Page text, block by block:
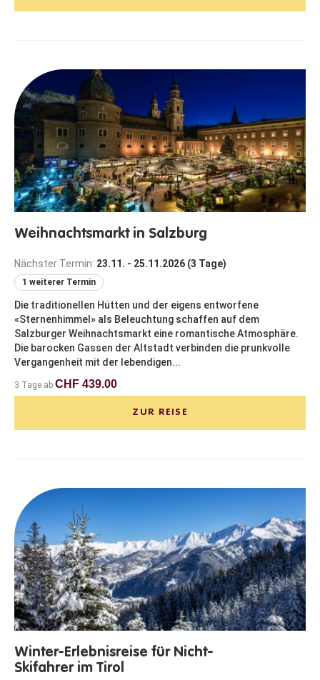
Weihnachtsmarkt in Salzburg
Nächster Termin: 23.11. - 25.11.2026 (3 Tage)
1 weiterer Termin
Die traditionellen Hütten und der eigens entworfene
«Sternenhimmel» als Beleuchtung schaffen auf dem
Salzburger Weihnachtsmarkt eine romantische Atmosphäre.
Die barocken Gassen der Altstadt verbinden die prunkvolle
Vergangenheit mit der lebendigen...
3 Tage ab CHF 439.00
ZUR REISE
Winter-Erlebnisreise für Nicht-
Skifahrer im Tirol